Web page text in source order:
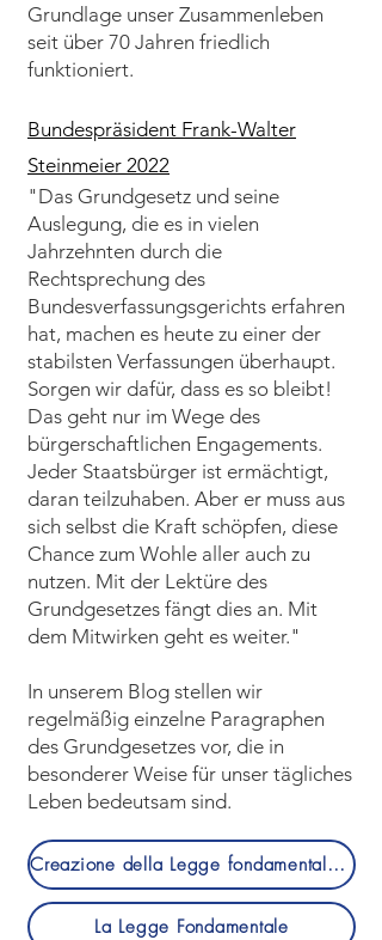
Grundlage unser Zusammenleben
seit über 70 Jahren friedlich
funktioniert.
Bundespräsident Frank-Walter
Steinmeier 2022
"Das Grundgesetz und seine
Auslegung, die es in vielen
Jahrzehnten durch die
Rechtsprechung des
Bundesverfassungsgerichts erfahren
hat, machen es heute zu einer der
stabilsten Verfassungen überhaupt.
Sorgen wir dafür, dass es so bleibt!
Das geht nur im Wege des
bürgerschaftlichen Engagements.
Jeder Staatsbürger ist ermächtigt,
daran teilzuhaben. Aber er muss aus
sich selbst die Kraft schöpfen, diese
Chance zum Wohle aller auch zu
nutzen. Mit der Lektüre des
Grundgesetzes fängt dies an. Mit
dem Mitwirken geht es weiter."
In unserem Blog stellen wir
regelmäßig einzelne Paragraphen
des Grundgesetzes vor, die in
besonderer Weise für unser tägliches
Leben bedeutsam sind.
Creazione della Legge fondamentale (documentario)
La Legge Fondamentale